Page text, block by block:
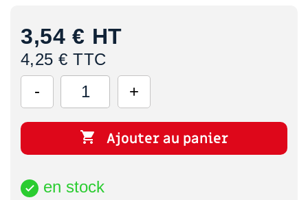
3,54 € HT
4,25 € TTC
 Ajouter au panier
 en stock